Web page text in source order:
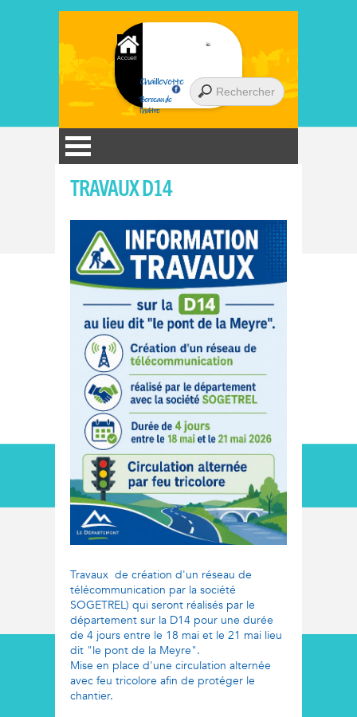
Accueil
Chaillevette
Berceau de
l'huître
TRAVAUX D14
Travaux de création d'un réseau de
télécommunication par la société
SOGETREL) qui seront réalisés par le
département sur la D14 pour une durée
de 4 jours entre le 18 mai et le 21 mai lieu
dit "le pont de la Meyre".
Mise en place d'une circulation alternée
avec feu tricolore afin de protéger le
chantier.